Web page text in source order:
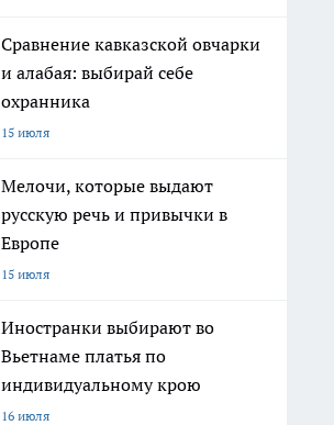
Сравнение кавказской овчарки
и алабая: выбирай себе
охранника
15 июля
Мелочи, которые выдают
русскую речь и привычки в
Европе
15 июля
Иностранки выбирают во
Вьетнаме платья по
индивидуальному крою
16 июля